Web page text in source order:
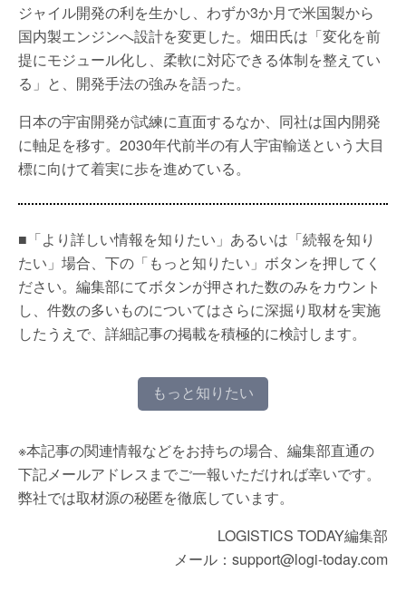
ジャイル開発の利を生かし、わずか3か月で米国製から
国内製エンジンへ設計を変更した。畑田氏は「変化を前
提にモジュール化し、柔軟に対応できる体制を整えてい
る」と、開発手法の強みを語った。
日本の宇宙開発が試練に直面するなか、同社は国内開発
に軸足を移す。2030年代前半の有人宇宙輸送という大目
標に向けて着実に歩を進めている。
■「より詳しい情報を知りたい」あるいは「続報を知り
たい」場合、下の「もっと知りたい」ボタンを押してく
ださい。編集部にてボタンが押された数のみをカウント
し、件数の多いものについてはさらに深掘り取材を実施
したうえで、詳細記事の掲載を積極的に検討します。
もっと知りたい
※本記事の関連情報などをお持ちの場合、編集部直通の
下記メールアドレスまでご一報いただければ幸いです。
弊社では取材源の秘匿を徹底しています。
LOGISTICS TODAY編集部
メール：support@logi-today.com